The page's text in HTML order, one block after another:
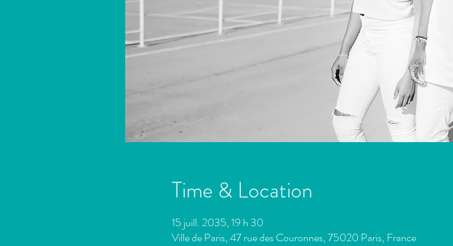
Time & Location
15 juill. 2035, 19 h 30
Ville de Paris, 47 rue des Couronnes, 75020 Paris, France